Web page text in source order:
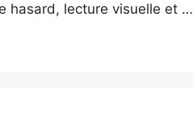
hasard, lecture visuelle et …